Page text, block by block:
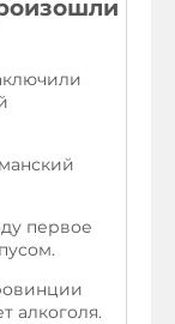
первое
алкоголя.